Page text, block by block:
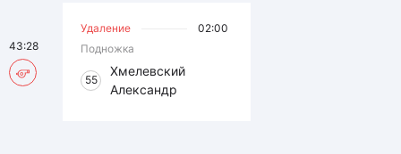
Удаление
02:00
Подножка
55
Хмелевский
Александр
43:28